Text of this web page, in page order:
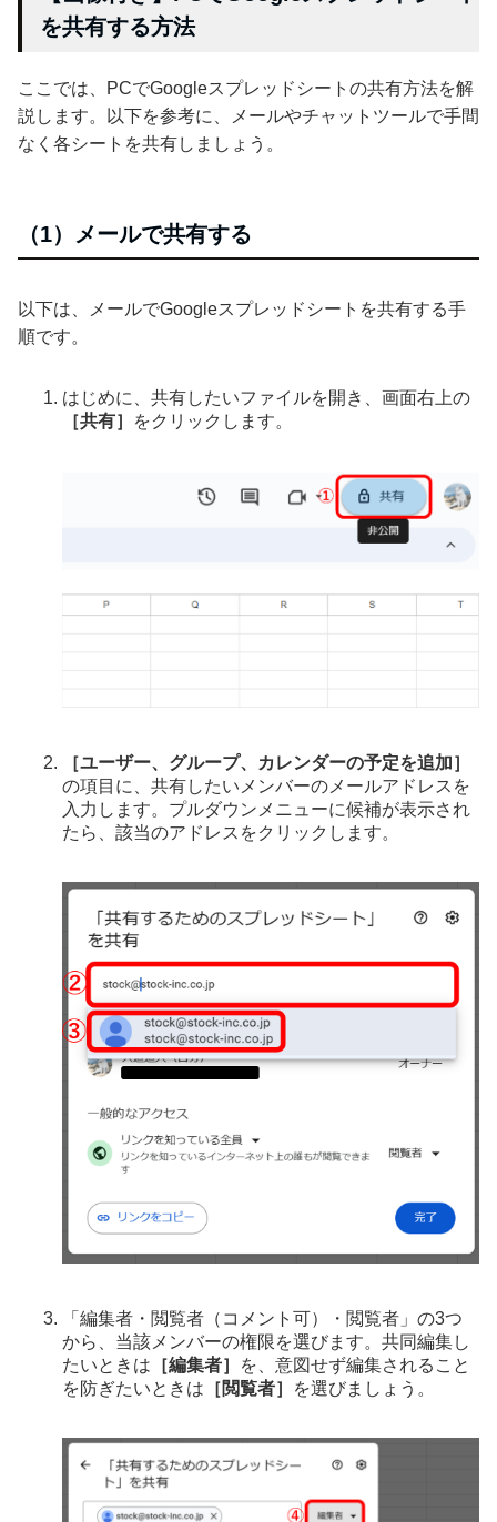
を共有する方法
ここでは、PCでGoogleスプレッドシートの共有方法を解
説します。以下を参考に、メールやチャットツールで手間
なく各シートを共有しましょう。
（1）メールで共有する
以下は、メールでGoogleスプレッドシートを共有する手
順です。
はじめに、共有したいファイルを開き、画面右上の
［共有］
をクリックします。
［ユーザー、グループ、カレンダーの予定を追加］
の項目に、共有したいメンバーのメールアドレスを
入力します。プルダウンメニューに候補が表示され
たら、該当のアドレスをクリックします。
「編集者・閲覧者（コメント可）・閲覧者」の3つ
から、当該メンバーの権限を選びます。共同編集し
たいときは ［編集者］
を、意図せず編集されること
を防ぎたいときは ［閲覧者］ を選びましょう。